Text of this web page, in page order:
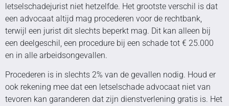
letselschadejurist niet hetzelfde. Het grootste verschil is dat
een advocaat altijd mag procederen voor de rechtbank,
terwijl een jurist dit slechts beperkt mag. Dit kan alleen bij
een deelgeschil, een procedure bij een schade tot € 25.000
en in alle arbeidsongevallen.
Procederen is in slechts 2% van de gevallen nodig. Houd er
ook rekening mee dat een letselschade advocaat niet van
tevoren kan garanderen dat zijn dienstverlening gratis is. Het